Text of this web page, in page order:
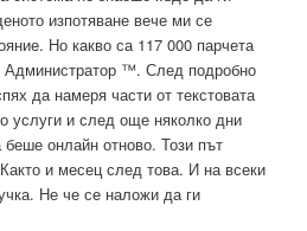
изпотяване вече ми се
Но какво са 117 000 парчета
Администратор ™. След подробно
да намеря части от текстовата
услуги и след още няколко дни
онлайн отново. Този път
и месец след това. И на всеки
Не че се наложи да ги